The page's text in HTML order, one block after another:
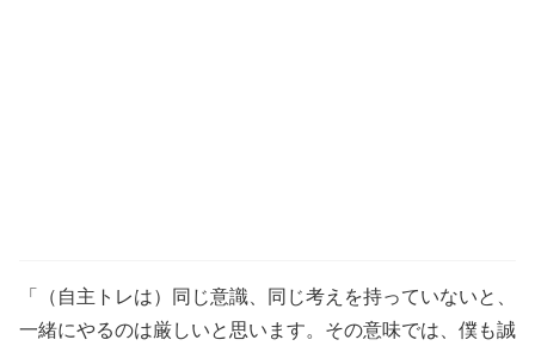
「（自主トレは）同じ意識、同じ考えを持っていないと、
一緒にやるのは厳しいと思います。その意味では、僕も誠